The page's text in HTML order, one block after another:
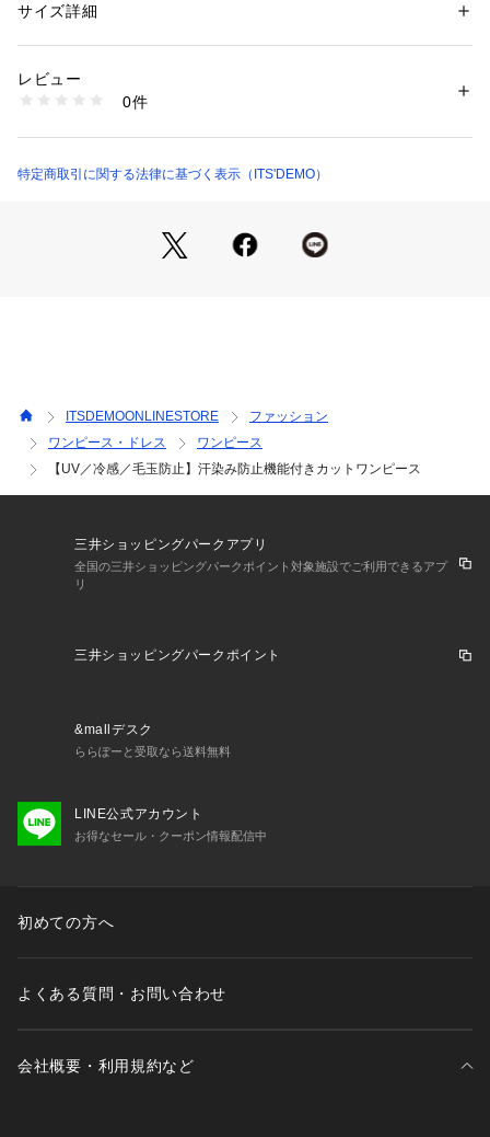
1.汗染み防止
4.アンチピリング
リラックス感のある着心地ながらも胸周りからウエストはすっ
またセンター中心にハギをつくり縦のラインを強調すること
で、すっきりとした印象をつくっています。
・裏地なし
・ポケットなし
※ミントグリーン（021）はやや透け感があるため、インナー
の着用をおすすめします。
※この製品は、太陽光線中の紫外線（UV）を通しにくくしま
す。この効果は永久的ではありません。
ります。また、パソコン・スマートフォンなどの環境により、
----------------------------------------
▽気になる商品はハートマークをクリック！
▽ブランドのお気に入り登録も！
----------------------------------------
性別：レディース
素材：コットン65％ ポリエステル35％
商品番号：
P93-55017 （ショップ）
サイズ詳細
レビュー
0件
特定商取引に関する法律に基づく表示（ITS'DEMO）
ITSDEMOONLINESTORE
ファッション
ワンピース・ドレス
ワンピース
【UV／冷感／毛玉防止】汗染み防止機能付きカットワンピース
三井ショッピングパークアプリ
全国の三井ショッピングパークポイント対象施設でご利用できるアプ
リ
三井ショッピングパークポイント
&mallデスク
ららぽーと受取なら送料無料
LINE公式アカウント
お得なセール・クーポン情報配信中
初めての方へ
よくある質問・お問い合わせ
会社概要・利用規約など